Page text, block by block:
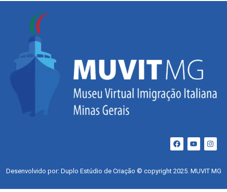
Desenvolvido por: Duplo Estúdio de Criação © copyright 2025. MUVIT MG